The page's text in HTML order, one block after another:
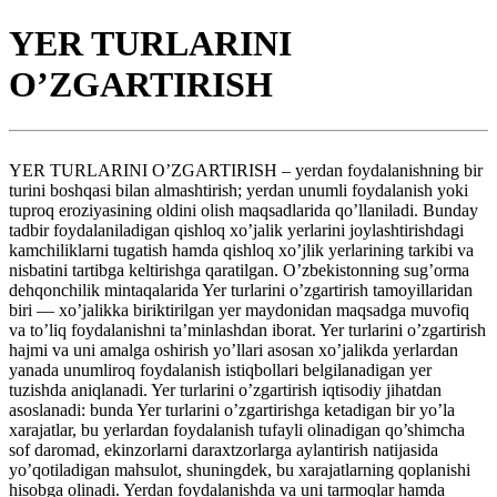
YER TURLARINI
O’ZGARTIRISH
YER TURLARINI O’ZGARTIRISH – yerdan foydalanishning bir
turini boshqasi bilan almashtirish; yerdan unumli foydalanish yoki
tuproq eroziyasining oldini olish maqsadlarida qo’llaniladi. Bunday
tadbir foydalaniladigan qishloq xo’jalik yerlarini joylashtirishdagi
kamchiliklarni tugatish hamda qishloq xo’jlik yerlarining tarkibi va
nisbatini tartibga keltirishga qaratilgan. O’zbekistonning sug’orma
dehqonchilik mintaqalarida Yer turlarini o’zgartirish tamoyillaridan
biri — xo’jalikka biriktirilgan yer maydonidan maqsadga muvofiq
va to’liq foydalanishni ta’minlashdan iborat. Yer turlarini o’zgartirish
hajmi va uni amalga oshirish yo’llari asosan xo’jalikda yerlardan
yanada unumliroq foydalanish istiqbollari belgilanadigan yer
tuzishda aniqlanadi. Yer turlarini o’zgartirish iqtisodiy jihatdan
asoslanadi: bunda Yer turlarini o’zgartirishga ketadigan bir yo’la
xarajatlar, bu yerlardan foydalanish tufayli olinadigan qo’shimcha
sof daromad, ekinzorlarni daraxtzorlarga aylantirish natijasida
yo’qotiladigan mahsulot, shuningdek, bu xarajatlarning qoplanishi
hisobga olinadi. Yerdan foydalanishda va uni tarmoqlar hamda